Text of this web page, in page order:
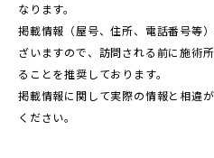
なります。
掲載情報（屋号、住所、電話番号等
ざいますので、訪問される前に施術
ることを推奨しております。
掲載情報に関して実際の情報と相違が
ください。